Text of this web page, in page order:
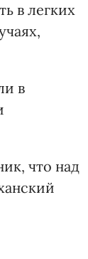
в легких
в
что над